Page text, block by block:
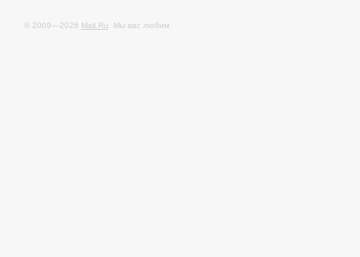
© 2009—2026 Mail.Ru . Мы вас любим.